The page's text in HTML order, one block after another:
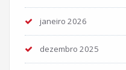
janeiro 2026
dezembro 2025